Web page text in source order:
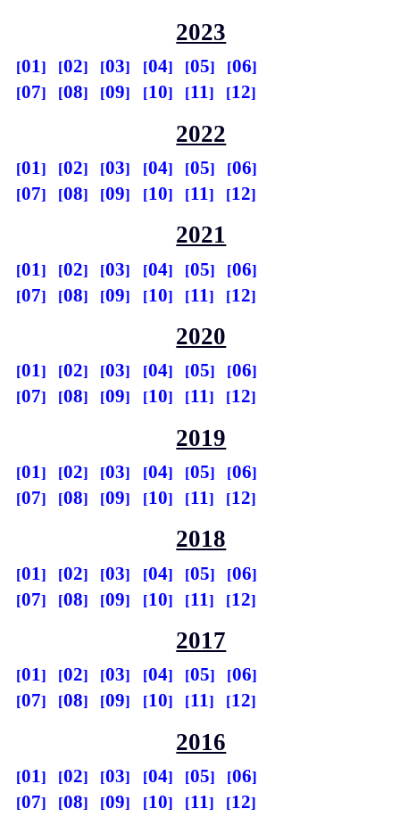
2023
01 02 03 04 05
06
07
08 09 10 11 12
2022
01 02 03 04 05
06
07
08 09 10 11 12
2021
01 02 03 04 05
06
07
08 09 10 11 12
2020
01 02 03 04 05
06
07
08 09 10 11 12
2019
01 02 03 04 05
06
07
08 09 10 11 12
2018
01 02 03 04 05
06
07
08 09 10 11 12
2017
01 02 03 04 05
06
07
08 09 10 11 12
2016
01 02 03 04 05
06
07
08 09 10 11 12